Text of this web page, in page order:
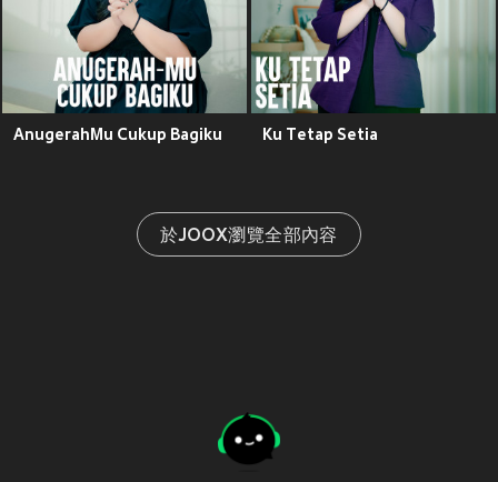
AnugerahMu Cukup Bagiku Ku Tetap Setia
於JOOX瀏覽全部內容